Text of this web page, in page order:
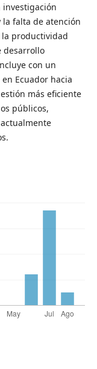
investigación
falta de atención
productividad
desarrollo
con un
Ecuador hacia
más eficiente
públicos,